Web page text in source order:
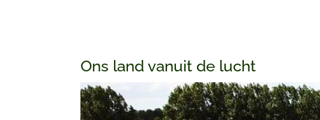
Ons land vanuit de lucht